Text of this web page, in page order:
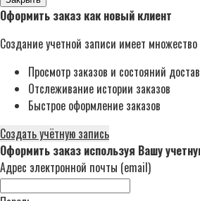
Оформить заказ как новый клиент
Создание учетной записи имеет
Просмотр заказов и состояний
Отслеживание истории заказов
Быстрое оформление заказов
Создать учётную запись
Оформить заказ используя Вашу
Адрес электронной почты (email)